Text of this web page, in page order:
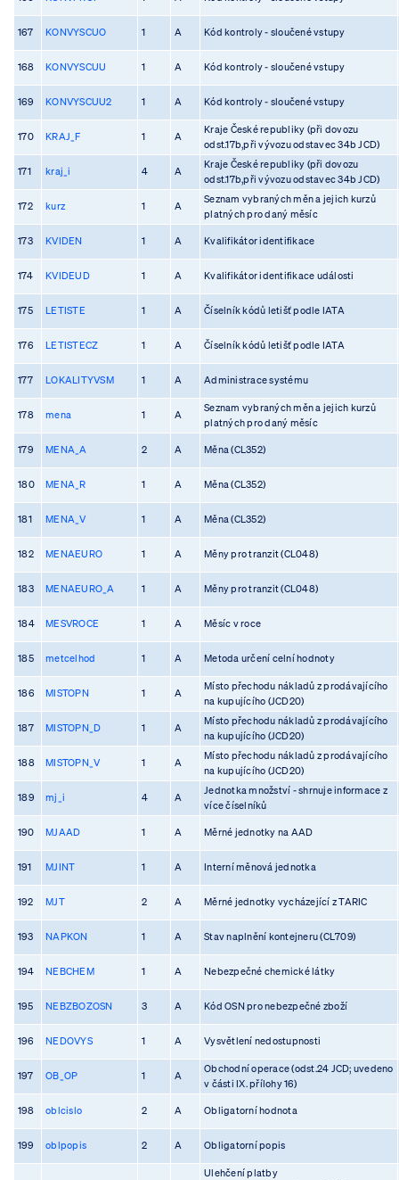
167 KONVYSCUO 1 A Kód kontroly - sloučené vstupy
168 KONVYSCUU 1 A Kód kontroly - sloučené vstupy
169 KONVYSCUU2 1 A Kód kontroly - sloučené vstupy
170 KRAJ_F 1 A
Kraje České republiky (při dovozu
odst.17b,při vývozu odstavec 34b JCD)
171 kraj_i 4 A
Kraje České republiky (při dovozu
odst.17b,při vývozu odstavec 34b JCD)
172 kurz 1 A
Seznam vybraných měn a jejich kurzů
platných pro daný měsíc
173 KVIDEN 1 A Kvalifikátor identifikace
174 KVIDEUD 1 A Kvalifikátor identifikace události
175 LETISTE 1 A Číselník kódů letišť podle IATA
176 LETISTECZ 1 A Číselník kódů letišť podle IATA
177 LOKALITYVSM 1 A Administrace systému
178 mena 1 A
Seznam vybraných měn a jejich kurzů
platných pro daný měsíc
179 MENA_A 2 A Měna (CL352)
180 MENA_R 1 A Měna (CL352)
181 MENA_V 1 A Měna (CL352)
182 MENAEURO 1 A Měny pro tranzit (CL048)
183 MENAEURO_A 1 A Měny pro tranzit (CL048)
184 MESVROCE 1 A Měsíc v roce
185 metcelhod 1 A Metoda určení celní hodnoty
186 MISTOPN 1 A
Místo přechodu nákladů z prodávajícího
na kupujícího (JCD20)
187 MISTOPN_D 1 A
Místo přechodu nákladů z prodávajícího
na kupujícího (JCD20)
188 MISTOPN_V 1 A
Místo přechodu nákladů z prodávajícího
na kupujícího (JCD20)
189 mj_i 4 A
Jednotka množství - shrnuje informace z
více číselníků
190 MJAAD 1 A Měrné jednotky na AAD
191 MJINT 1 A Interní měnová jednotka
192 MJT 2 A Měrné jednotky vycházející z TARIC
193 NAPKON 1 A Stav naplnění kontejneru (CL709)
194 NEBCHEM 1 A Nebezpečné chemické látky
195 NEBZBOZOSN 3 A Kód OSN pro nebezpečné zboží
196 NEDOVYS 1 A Vysvětlení nedostupnosti
197 OB_OP 1 A
Obchodní operace (odst.24 JCD; uvedeno
v části IX. přílohy 16)
198 oblcislo 2 A Obligatorní hodnota
199 oblpopis 2 A Obligatorní popis
Ulehčení platby